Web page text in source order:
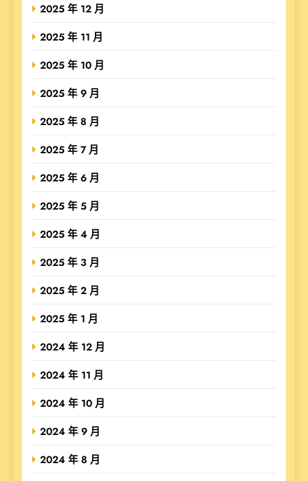
2025 年 12 月
2025 年 11 月
2025 年 10 月
2025 年 9 月
2025 年 8 月
2025 年 7 月
2025 年 6 月
2025 年 5 月
2025 年 4 月
2025 年 3 月
2025 年 2 月
2025 年 1 月
2024 年 12 月
2024 年 11 月
2024 年 10 月
2024 年 9 月
2024 年 8 月